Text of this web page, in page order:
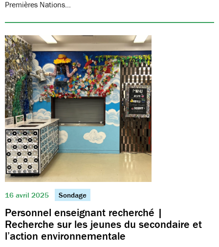
Premières Nations…
16 avril 2025 Sondage
Personnel enseignant recherché |
Recherche sur les jeunes du secondaire et
l’action environnementale